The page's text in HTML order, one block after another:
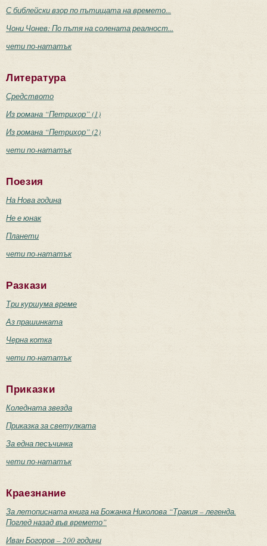
С библейски взор по пътищата на времето...
Чони Чонев: По пътя на солената реалност...
чети по-нататък
Литература
Средството
Из романа “Петрихор” (1)
Из романа “Петрихор” (2)
чети по-нататък
Поезия
На Нова година
Не е юнак
Планети
чети по-нататък
Разкази
Три куршума време
Аз прашинката
Черна котка
чети по-нататък
Приказки
Коледната звезда
Приказка за светулката
За една песъчинка
чети по-нататък
Краезнание
За летописната книга на Божанка Николова “Тракия – легенда.
Поглед назад във времето”
Иван Богоров – 200 години